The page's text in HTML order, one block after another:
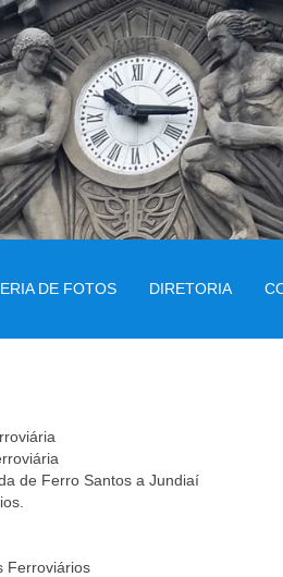
DE FOTOS DIRETORIA
de Ferro Santos a Jundiaí
Ferroviários